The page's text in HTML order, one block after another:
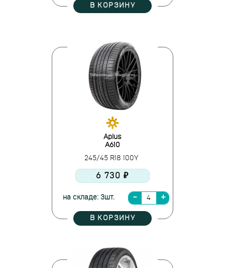
В КОРЗИНУ
Aplus
A610
245/45 R18 100Y
6 730 ₽
на складе: 3шт.
В КОРЗИНУ